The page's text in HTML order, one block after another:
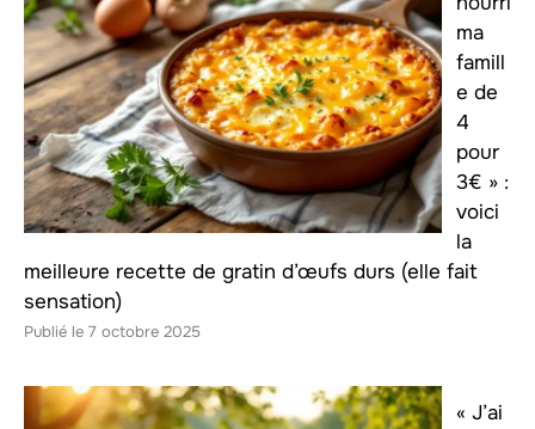
ma
famill
e de
4
pour
3€ » :
voici
la
meilleure recette de gratin d’œufs durs (elle fait
sensation)
7 octobre 2025
« J’ai